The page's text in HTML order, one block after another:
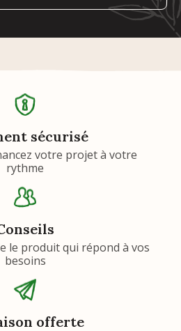
sécurisé
votre projet à votre
rythme
le produit qui répond à vos
besoins
offerte